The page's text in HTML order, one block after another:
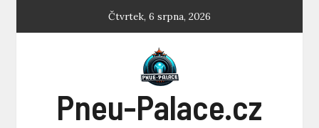
Čtvrtek, 6 srpna, 2026
Pneu-Palace.cz